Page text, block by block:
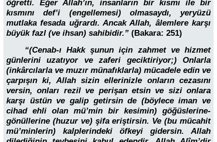
öğretti. Eğer Allah’ın, insanların bir kısmı ile bir
kısmını def’i (engellemesi) olmasaydı, yeryüzü
mutlaka fesada uğrardı. Ancak Allah, âlemlere karşı
büyük fazl (ve ihsan) sahibidir.” (Bakara: 251)
“(Cenab-ı Hakk şunun için zahmet ve hizmet
günlerini uzatıyor ve zaferi geciktiriyor;) Onlarla
(inkârcılarla ve muzır münafıklarla) mücadele edin ve
çarpışın ki, Allah sizin ellerinizle onların cezasını
versin, onları rezil ve perişan etsin ve sizi onlara
karşı üstün ve galip getirsin de (böylece iman ve
cihad ehli olan mü’min bir kesimin) göğüslerine-
gönüllerine (huzur ve) şifa eriştirsin. Ve (bu mücahit
mü’minlerin) kalplerindeki öfkeyi gidersin. Allah